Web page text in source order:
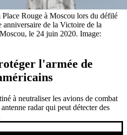
Rouge à Moscou lors du défilé
de la Victoire de la
le 24 juin 2020. Image:
l'armée de
à neutraliser les avions de combat
radar qui peut détecter des